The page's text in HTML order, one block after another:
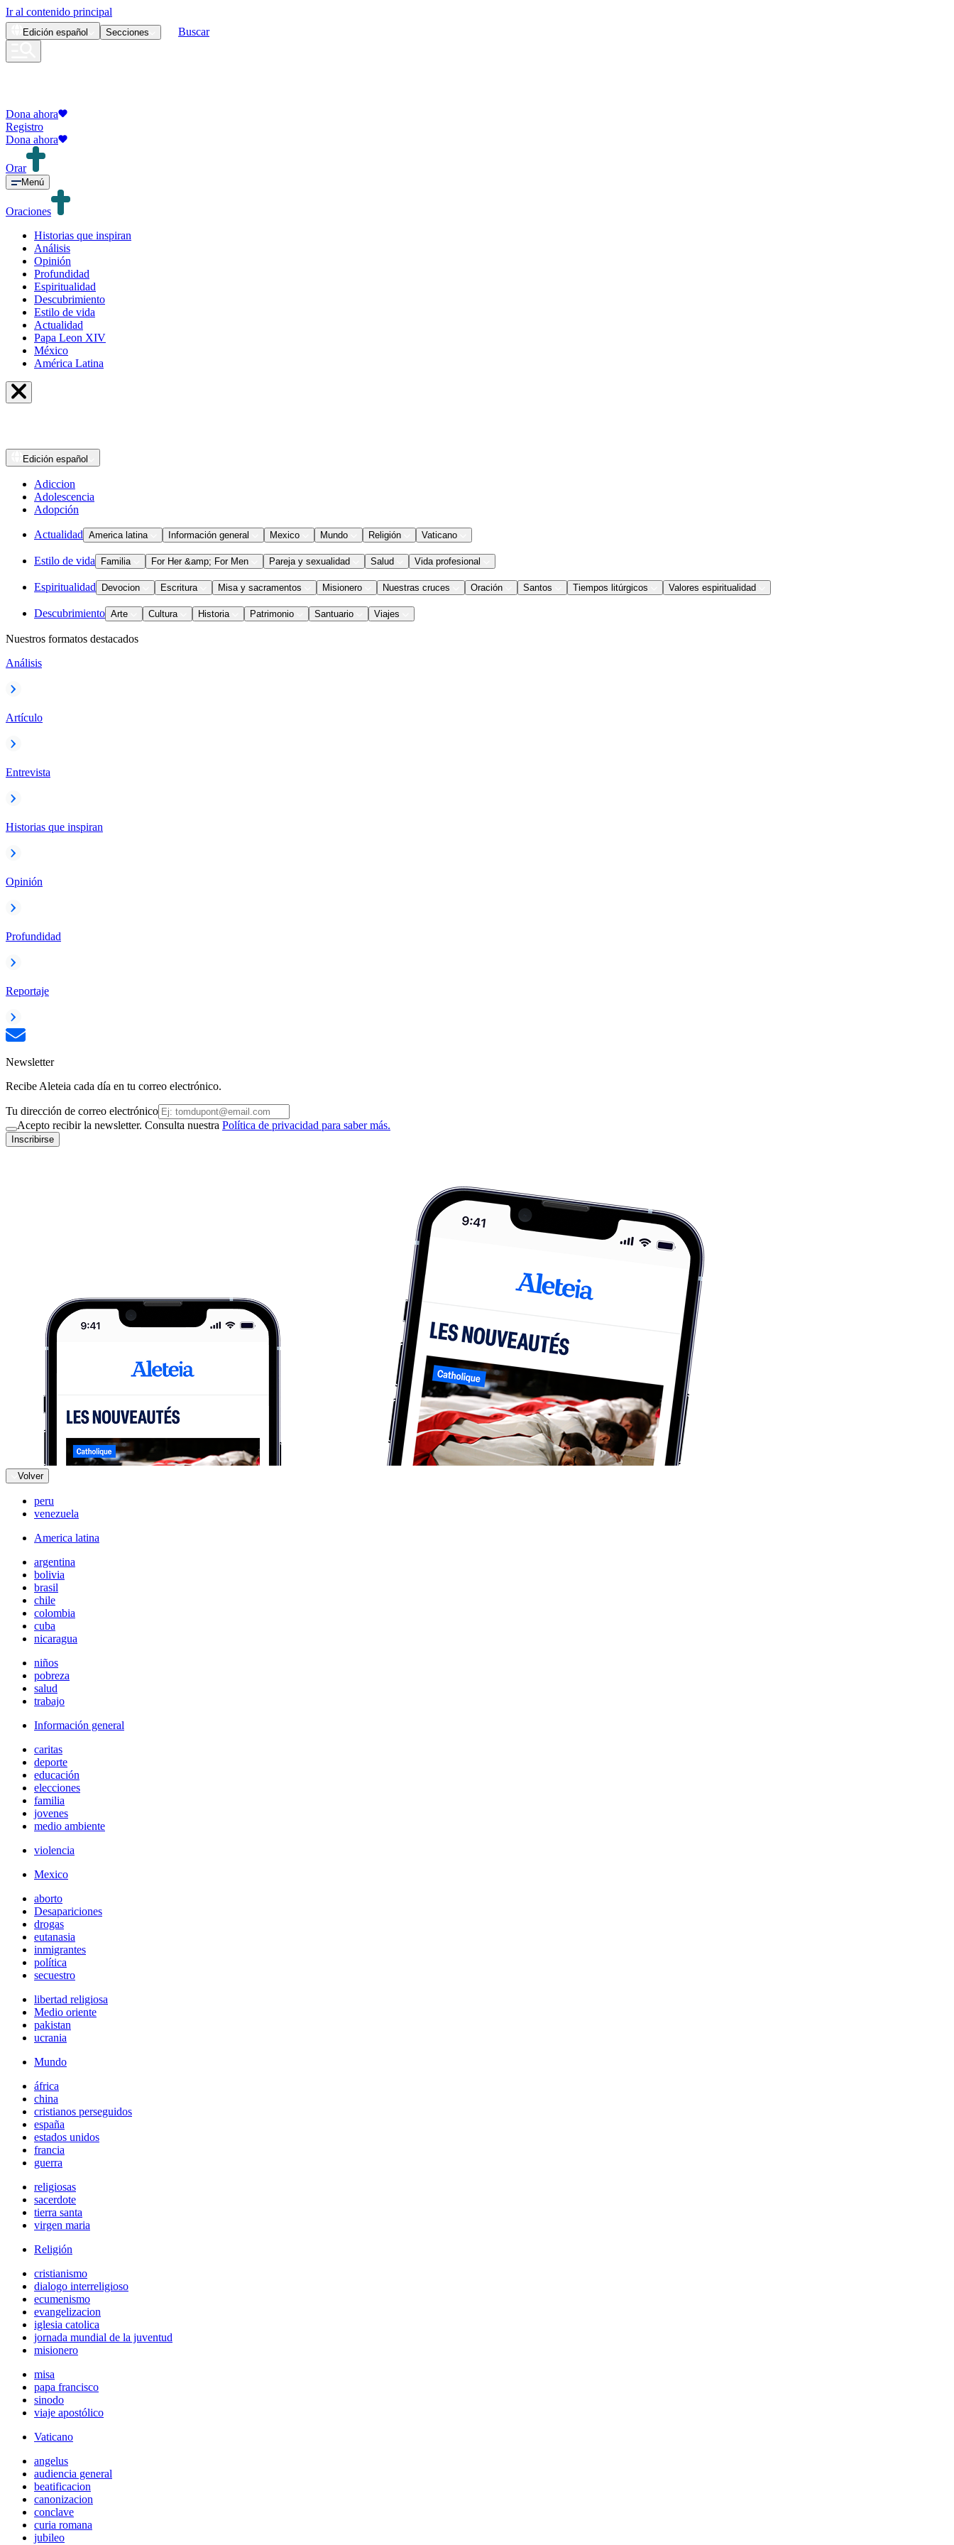
Ir al contenido principal
Edición español Secciones Buscar
Dona ahora
Registro
Dona ahora
Orar
Menú
Oraciones
Historias que inspiran
Análisis
Opinión
Profundidad
Espiritualidad
Descubrimiento
Estilo de vida
Actualidad
Papa Leon XIV
México
América Latina
Edición español
Adiccion
Adolescencia
Adopción
Actualidad America latina Información general Mexico Mundo Religión Vaticano
Estilo de vida Familia For Her &amp; For Men Pareja y sexualidad Salud Vida profesional
Espiritualidad Devocion Escritura Misa y sacramentos Misionero Nuestras cruces Oración Santos Tiempos litúrgicos Valores espiritualidad
Descubrimiento Arte Cultura Historia Patrimonio Santuario Viajes
Nuestros formatos destacados
Análisis
Artículo
Entrevista
Historias que inspiran
Opinión
Profundidad
Reportaje
Newsletter
Recibe Aleteia cada día en tu correo electrónico.
Tu dirección de correo electrónico
Acepto recibir la newsletter. Consulta nuestra Política de privacidad para saber más.
Inscribirse
Volver
peru
venezuela
America latina
argentina
bolivia
brasil
chile
colombia
cuba
nicaragua
niños
pobreza
salud
trabajo
Información general
caritas
deporte
educación
elecciones
familia
jovenes
medio ambiente
violencia
Mexico
aborto
Desapariciones
drogas
eutanasia
inmigrantes
política
secuestro
libertad religiosa
Medio oriente
pakistan
ucrania
Mundo
áfrica
china
cristianos perseguidos
españa
estados unidos
francia
guerra
religiosas
sacerdote
tierra santa
virgen maria
Religión
cristianismo
dialogo interreligioso
ecumenismo
evangelizacion
iglesia catolica
jornada mundial de la juventud
misionero
misa
papa francisco
sinodo
viaje apostólico
Vaticano
angelus
audiencia general
beatificacion
canonizacion
conclave
curia romana
jubileo